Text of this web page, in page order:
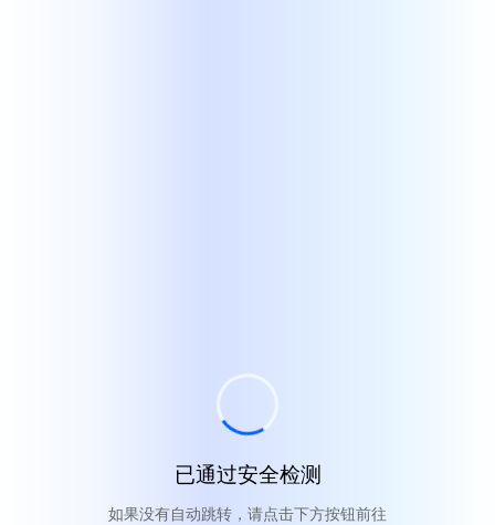
已通过安全检测
如果没有自动跳转，请点击下方按钮前往